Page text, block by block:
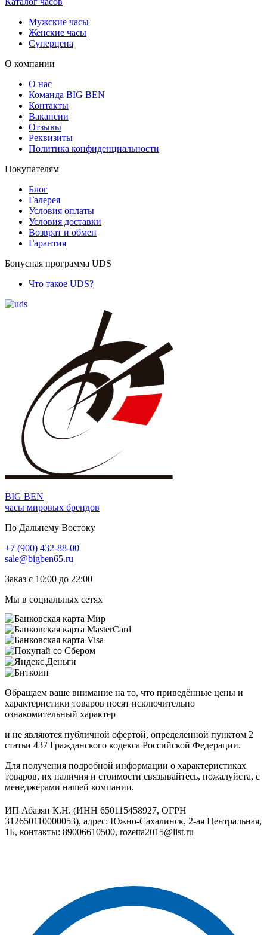
Мужские часы
Женские часы
Суперцена
О компании
О нас
Команда BIG BEN
Контакты
Вакансии
Отзывы
Реквизиты
Политика конфиденциальности
Покупателям
Блог
Галерея
Условия оплаты
Условия доставки
Возврат и обмен
Гарантия
Бонусная программа UDS
Что такое UDS?
BIG BEN
часы мировых брендов
По Дальнему Востоку
+7 (900) 432-88-00
sale@bigben65.ru
Заказ с 10:00 до 22:00
Мы в социальных сетях
Обращаем ваше внимание на то, что приведённые цены и
характеристики товаров носят исключительно
ознакомительный характер
и не являются публичной офертой, определённой пунктом 2
статьи 437 Гражданского кодекса Российской Федерации.
Для получения подробной информации о характеристиках
товаров, их наличия и стоимости связывайтесь, пожалуйста, с
менеджерами нашей компании.
ИП Абазян К.Н. (ИНН 650115458927, ОГРН
312650110000053), адрес: Южно-Сахалинск, 2-ая Центральная,
1Б, контакты: 89006610500, rozetta2015@list.ru